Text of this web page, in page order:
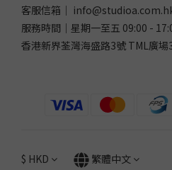
客服信箱｜
服務時間｜星期一至五 09:00 -
香港新界荃灣海盛路3號 TML廣場
$ HKD 繁體中文